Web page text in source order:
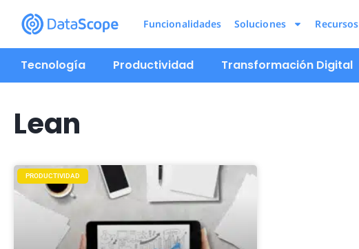
Funcionalidades Soluciones Recursos
Tecnología Productividad Transformación Digital
Lean
PRODUCTIVIDAD